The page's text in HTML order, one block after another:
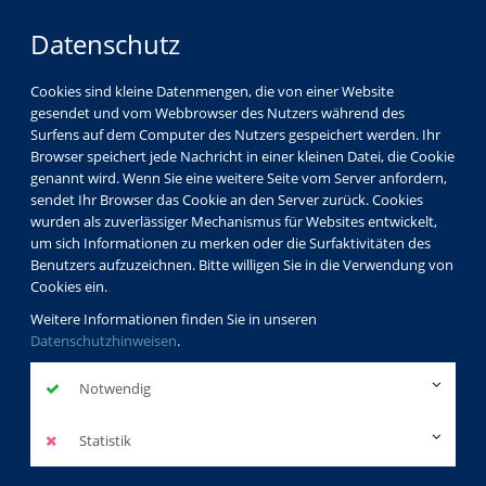
Datenschutz
Cookies sind kleine Datenmengen, die von einer Website
gesendet und vom Webbrowser des Nutzers während des
Surfens auf dem Computer des Nutzers gespeichert werden. Ihr
Browser speichert jede Nachricht in einer kleinen Datei, die Cookie
genannt wird. Wenn Sie eine weitere Seite vom Server anfordern,
sendet Ihr Browser das Cookie an den Server zurück. Cookies
wurden als zuverlässiger Mechanismus für Websites entwickelt,
um sich Informationen zu merken oder die Surfaktivitäten des
Benutzers aufzuzeichnen. Bitte willigen Sie in die Verwendung von
Cookies ein.
Weitere Informationen finden Sie in unseren
Datenschutzhinweisen.
Notwendig
Statistik